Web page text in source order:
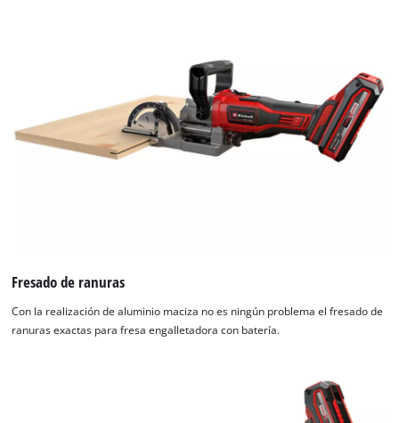
Fresado de ranuras
Con la realización de aluminio maciza no es ningún problema el fresado de
ranuras exactas para fresa engalletadora con batería.